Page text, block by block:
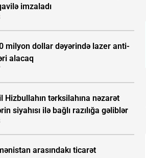
imzaladı
milyon dollar dəyərində lazer anti-
alacaq
Hizbullahın tərksilahına nəzarət
siyahısı ilə bağlı razılığa gəliblər
arasındakı ticarət